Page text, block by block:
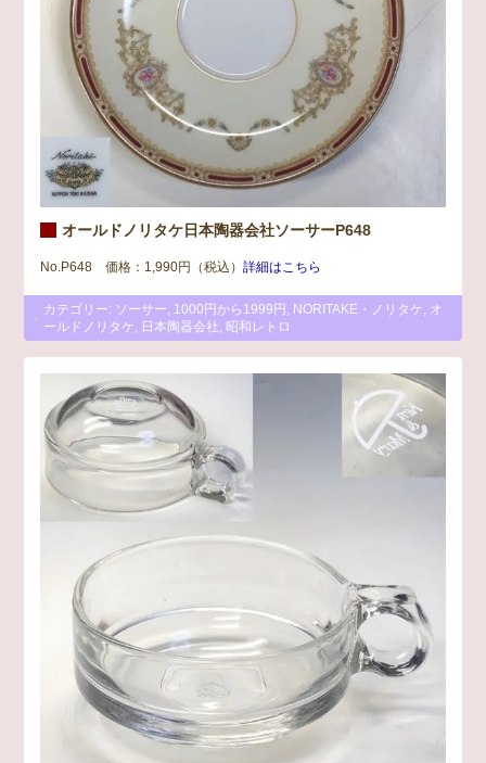
オールドノリタケ日本陶器会社ソーサーP648
No.P648 価格：1,990円（税込）詳細はこちら
カテゴリー: ソーサー 1000円から1999円 NORITAKE・ノリタケ
オ
ールドノリタケ
日本陶器会社 昭和レトロ